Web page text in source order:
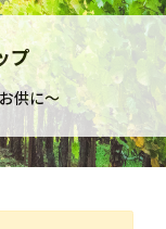
プ
供に～